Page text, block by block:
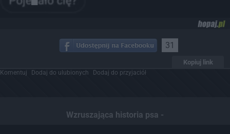
31
Kopiuj link
Komentuj Dodaj do ulubionych Dodaj do przyjaciół
Wzruszająca historia psa -